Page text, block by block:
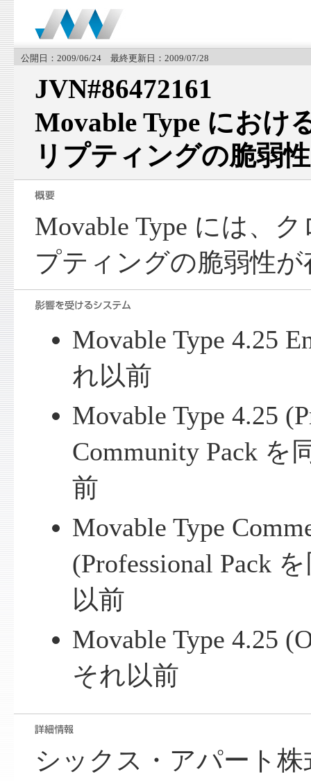
公開日：2009/06/24 最終更新日：2009/07/28
JVN#86472161
Movable Type におけ
リプティングの脆弱性
Movable Type には、
プティングの脆弱性
Movable Type 4.25
れ以前
Movable Type 4.25
Community Pack を
前
Movable Type
(Professional Pack
以前
Movable Type 4.25
それ以前
シックス・アパート